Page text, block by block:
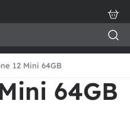
12 Mini 64GB
64GB